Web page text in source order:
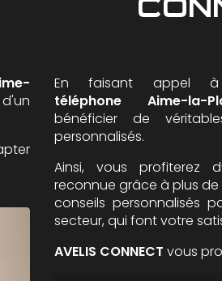
En faisant appel
téléphone
Aime-la-
bénéficier de
personnalisés.
Ainsi, vous profiterez
reconnue grâce à plus
conseils personnalisés
secteur, qui font votre
AVELIS CONNECT vous